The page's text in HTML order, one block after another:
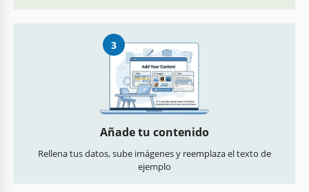
3
Añade tu contenido
Rellena tus datos, sube imágenes y reemplaza el texto de
ejemplo